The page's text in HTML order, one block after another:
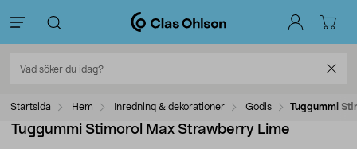
Startsida Hem Inredning & dekorationer Godis Tuggummi
Tuggummi Stimorol Max Strawberry Lime